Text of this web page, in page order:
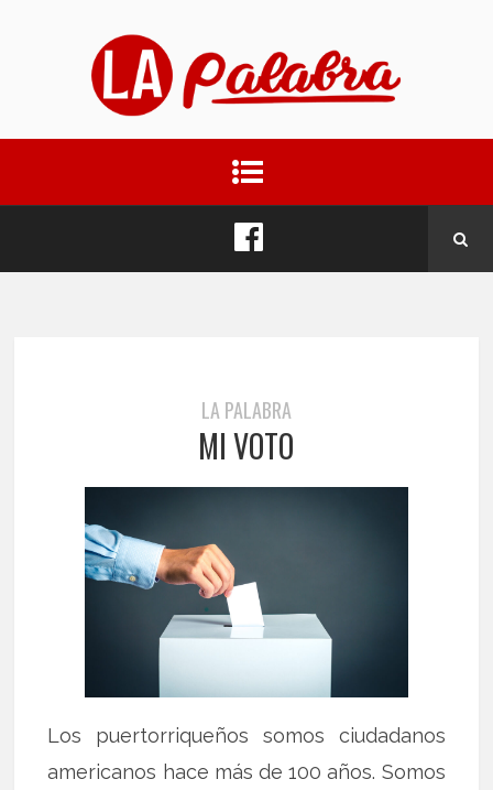
LA PALABRA
MI VOTO
Los puertorriqueños somos ciudadanos
americanos hace más de 100 años. Somos